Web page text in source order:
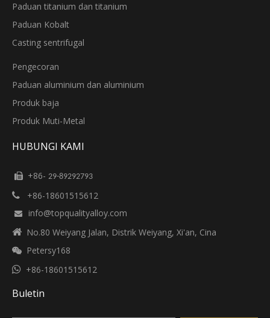
Paduan titanium dan titanium
Paduan Kobalt
Casting sentrifugal
Pengecoran
Paduan aluminium dan aluminium
Produk baja
Produk Muti-Metal
HUBUNGI KAMI
 +86- 29-89292793
 +86-18601515612
 info@topqualityalloy.com
 No.80 Weiyang Jalan, Distrik Weiyang, Xi'an, Cina
 Petersy168
 +86-18601515612
Buletin